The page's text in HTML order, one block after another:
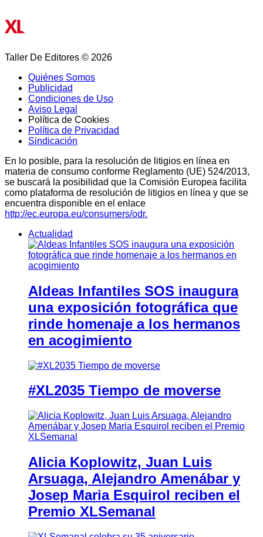
Taller De Editores © 2026
Quiénes Somos
Publicidad
Condiciones de Uso
Aviso Legal
Política de Cookies
Política de Privacidad
Sindicación
En lo posible, para la resolución de litigios en línea en
materia de consumo conforme Reglamento (UE) 524/2013,
se buscará la posibilidad que la Comisión Europea facilita
como plataforma de resolución de litigios en línea y que se
encuentra disponible en el enlace
http://ec.europa.eu/consumers/odr.
Actualidad
Aldeas Infantiles SOS inaugura
una exposición fotográfica que
rinde homenaje a los hermanos
en acogimiento
#XL2035 Tiempo de moverse
Alicia Koplowitz, Juan Luis
Arsuaga, Alejandro Amenábar y
Josep Maria Esquirol reciben el
Premio XLSemanal